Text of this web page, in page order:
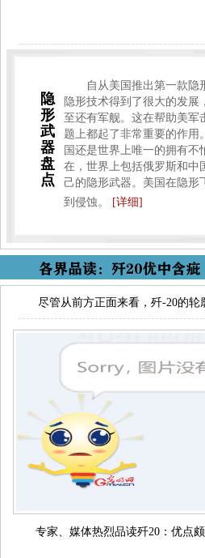
隐
形
武
器
盘
点
自从美国推出第一款隐形
隐形技术得到了很大的发
至还有军舰。这在帮助美军
题上都起了非常重要的作用
国还是世界上唯一的拥有
在，世界上包括俄罗斯和中
己的隐形武器。美国在隐形
到侵蚀。 [详细]
尽管从前方正面来看，歼-20的
专家、媒体热烈品读歼20：优点